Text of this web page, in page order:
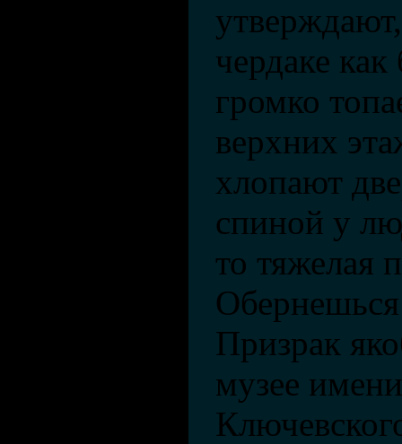
чердаке как
громко
верхних
хлопают
спиной у
то тяжелая
Призрак
музее